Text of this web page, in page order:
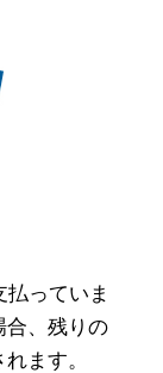
っていま
合、残りの
れます。